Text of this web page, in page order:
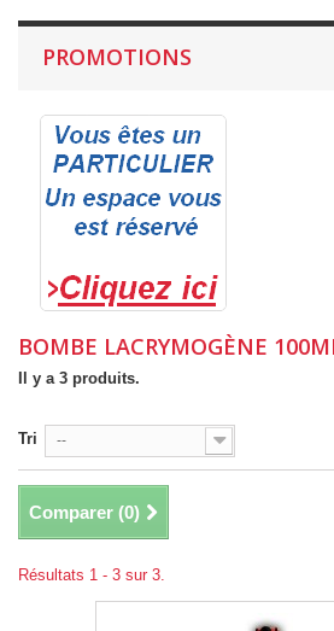
PROMOTIONS
BOMBE LACRYMOGÈNE
Il y a 3 produits.
Tri --
Comparer (0)
Résultats 1 - 3 sur 3.